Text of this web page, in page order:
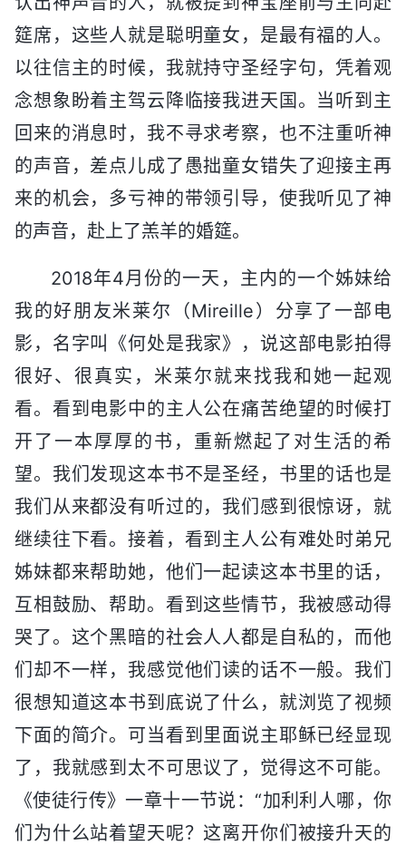
筵席，这些人就是聪明童女，是最有福的人。
以往信主的时候，我就持守圣经字句，凭着观
念想象盼着主驾云降临接我进天国。当听到主
回来的消息时，我不寻求考察，也不注重听神
的声音，差点儿成了愚拙童女错失了迎接主再
来的机会，多亏神的带领引导，使我听见了神
的声音，赴上了羔羊的婚筵。
2018年4月份的一天，主内的一个姊妹给
我的好朋友米莱尔（Mireille）分享了一部电
影，名字叫《何处是我家》，说这部电影拍得
很好、很真实，米莱尔就来找我和她一起观
看。看到电影中的主人公在痛苦绝望的时候打
开了一本厚厚的书，重新燃起了对生活的希
望。我们发现这本书不是圣经，书里的话也是
我们从来都没有听过的，我们感到很惊讶，就
继续往下看。接着，看到主人公有难处时弟兄
姊妹都来帮助她，他们一起读这本书里的话，
互相鼓励、帮助。看到这些情节，我被感动得
哭了。这个黑暗的社会人人都是自私的，而他
们却不一样，我感觉他们读的话不一般。我们
很想知道这本书到底说了什么，就浏览了视频
下面的简介。可当看到里面说主耶稣已经显现
了，我就感到太不可思议了，觉得这不可能。
《使徒行传》一章十一节说：“加利利人哪，你
们为什么站着望天呢？这离开你们被接升天的